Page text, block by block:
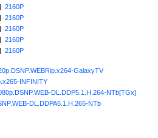
| 2160P
| 2160P
| 2160P
| 2160P
| 2160P
GalaxyTV
INFINITY
DL.DDP5.1.H.264-NTb[TGx]
DL.DDPA5.1.H.265-NTb